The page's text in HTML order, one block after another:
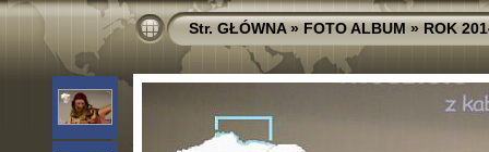
Str. GŁÓWNA»FOTO ALBUM»ROK